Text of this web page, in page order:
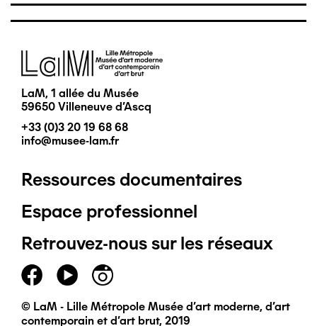
Image
LaM, 1 allée du Musée
59650 Villeneuve d'Ascq
+33 (0)3 20 19 68 68
info@musee-lam.fr
Pied
de
page
principal
Ressources documentaires
Espace professionnel
Retrouvez-nous sur les réseaux
© LaM - Lille Métropole Musée d'art moderne, d'art
contemporain et d'art brut, 2019